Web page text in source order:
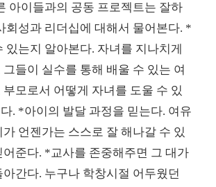
아이들과의 공동 프로젝트는 잘하
회성과 리더십에 대해서 물어본다. *
있는지 알아본다. 자녀를 지나치게
들이 실수를 통해 배울 수 있는 여
모로서 어떻게 자녀를 도울 수 있
. *아이의 발달 과정을 믿는다. 여유
언젠가는 스스로 잘 해나갈 수 있
어준다. *교사를 존중해주면 그 대가
간다. 누구나 학창시절 어두웠던